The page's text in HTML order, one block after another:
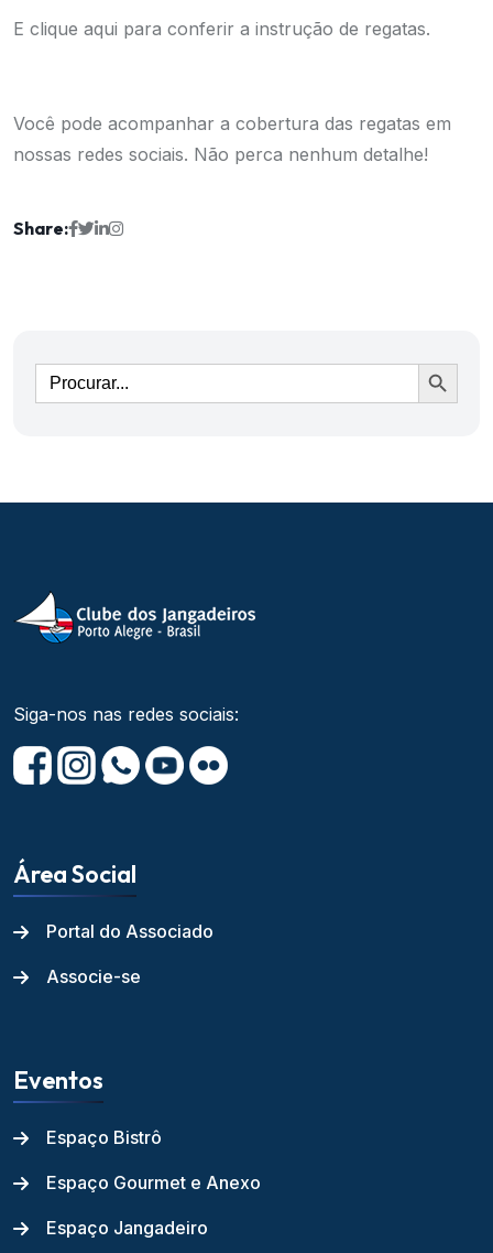
E clique aqui para conferir a instrução de regatas.
Você pode acompanhar a cobertura das regatas em
nossas redes sociais. Não perca nenhum detalhe!
Share:
Ir
Siga-nos nas redes sociais:
Área Social
Portal do Associado
Associe-se
Eventos
Espaço Bistrô
Espaço Gourmet e Anexo
Espaço Jangadeiro